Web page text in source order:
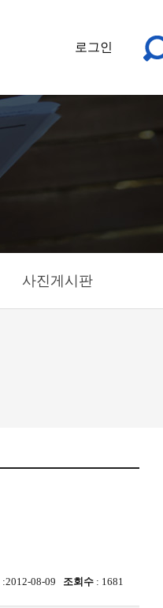
로그인
사진게시판
:2012-08-09 조회수 : 1681